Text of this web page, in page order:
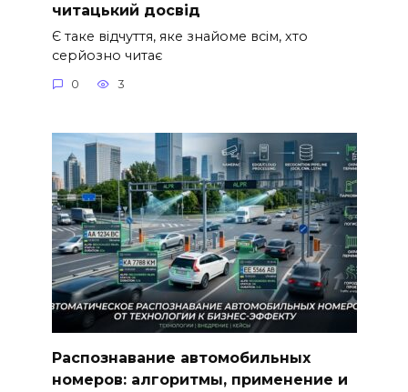
читацький досвід
Є таке відчуття, яке знайоме всім, хто
серйозно читає
0 3
Распознавание автомобильных
номеров: алгоритмы, применение и